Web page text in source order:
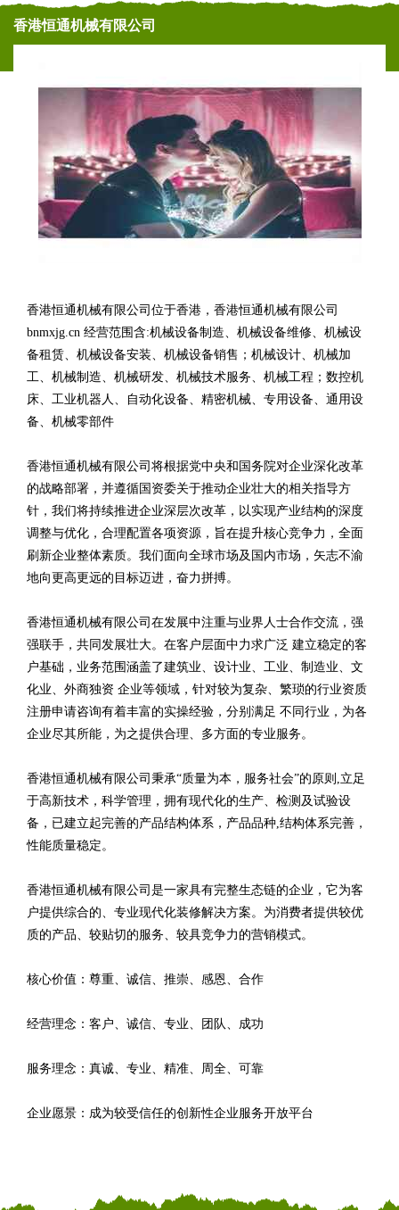
香港恒通机械有限公司
香港恒通机械有限公司位于香港，香港恒通机械有限公司
bnmxjg.cn 经营范围含:机械设备制造、机械设备维修、机械设
备租赁、机械设备安装、机械设备销售；机械设计、机械加
工、机械制造、机械研发、机械技术服务、机械工程；数控机
床、工业机器人、自动化设备、精密机械、专用设备、通用设
备、机械零部件
香港恒通机械有限公司将根据党中央和国务院对企业深化改革
的战略部署，并遵循国资委关于推动企业壮大的相关指导方
针，我们将持续推进企业深层次改革，以实现产业结构的深度
调整与优化，合理配置各项资源，旨在提升核心竞争力，全面
刷新企业整体素质。我们面向全球市场及国内市场，矢志不渝
地向更高更远的目标迈进，奋力拼搏。
香港恒通机械有限公司在发展中注重与业界人士合作交流，强
强联手，共同发展壮大。在客户层面中力求广泛 建立稳定的客
户基础，业务范围涵盖了建筑业、设计业、工业、制造业、文
化业、外商独资 企业等领域，针对较为复杂、繁琐的行业资质
注册申请咨询有着丰富的实操经验，分别满足 不同行业，为各
企业尽其所能，为之提供合理、多方面的专业服务。
香港恒通机械有限公司秉承“质量为本，服务社会”的原则,立足
于高新技术，科学管理，拥有现代化的生产、检测及试验设
备，已建立起完善的产品结构体系，产品品种,结构体系完善，
性能质量稳定。
香港恒通机械有限公司是一家具有完整生态链的企业，它为客
户提供综合的、专业现代化装修解决方案。为消费者提供较优
质的产品、较贴切的服务、较具竞争力的营销模式。
核心价值：尊重、诚信、推崇、感恩、合作
经营理念：客户、诚信、专业、团队、成功
服务理念：真诚、专业、精准、周全、可靠
企业愿景：成为较受信任的创新性企业服务开放平台